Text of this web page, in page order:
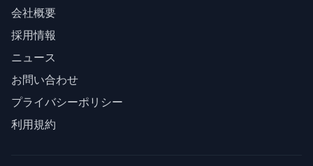
会社概要
採用情報
ニュース
お問い合わせ
プライバシーポリシー
利用規約